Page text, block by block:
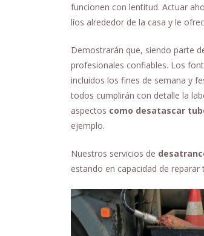
funcionen con lentitud. Actuar
líos alrededor de la casa y le
Demostrarán que, siendo parte
profesionales confiables. Los
incluidos los fines de semana y
todos cumplirán con detalle la
aspectos como desatascar
ejemplo.
Nuestros servicios de
estando en capacidad de